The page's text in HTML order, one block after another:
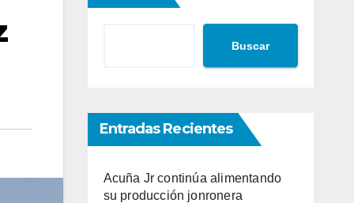
Buscar
Entradas Recientes
Acuña Jr continúa alimentando
su producción jonronera